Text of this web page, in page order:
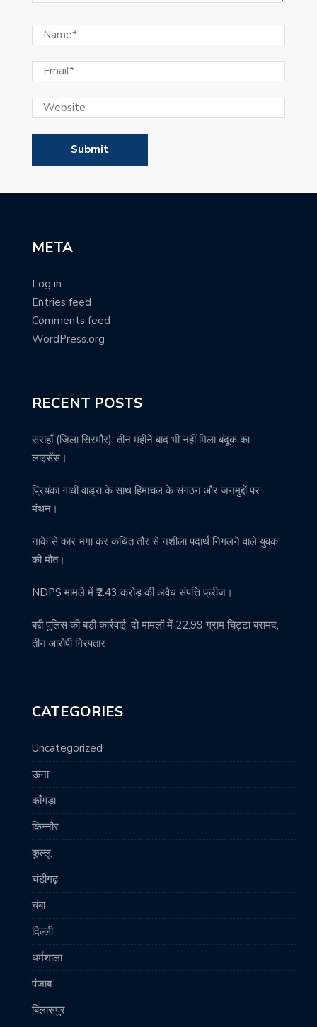
META
Log in
Entries feed
Comments feed
WordPress.org
RECENT POSTS
सराहाँ (जिला सिरमौर): तीन महीने बाद भी नहीं मिला बंदूक का
लाइसेंस।
प्रियंका गांधी वाड्रा के साथ हिमाचल के संगठन और जनमुद्दों पर
मंथन।
नाके से कार भगा कर कथित तौर से नशीला पदार्थ निगलने वाले युवक
की मौत।
NDPS मामले में ₹2.43 करोड़ की अवैध संपत्ति फ्रीज।
बद्दी पुलिस की बड़ी कार्रवाई: दो मामलों में 22.99 ग्राम चिट्टा बरामद,
तीन आरोपी गिरफ्तार
CATEGORIES
Uncategorized
ऊना
काँगड़ा
किन्नौर
कुल्लू
चंडीगढ़
चंबा
दिल्ली
धर्मशाला
पंजाब
बिलासपुर